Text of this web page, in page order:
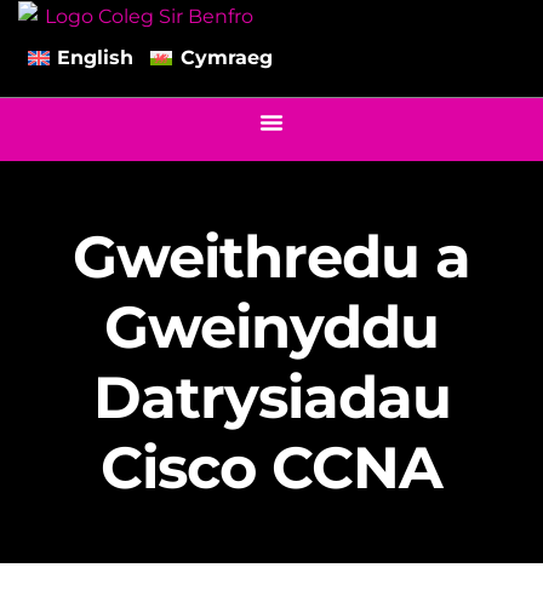
English Cymraeg
Gweithredu a
Gweinyddu
Datrysiadau
Cisco CCNA